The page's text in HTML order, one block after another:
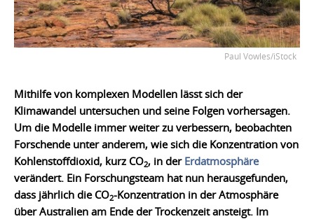
Paul Vowles/iStock
Mithilfe von komplexen Modellen lässt sich der
Klimawandel untersuchen und seine Folgen vorhersagen.
Um die Modelle immer weiter zu verbessern, beobachten
Forschende unter anderem, wie sich die Konzentration von
Kohlenstoffdioxid, kurz CO2, in der Erdatmosphäre
verändert. Ein Forschungsteam hat nun herausgefunden,
dass jährlich die CO2-Konzentration in der Atmosphäre
über Australien am Ende der Trockenzeit ansteigt. Im